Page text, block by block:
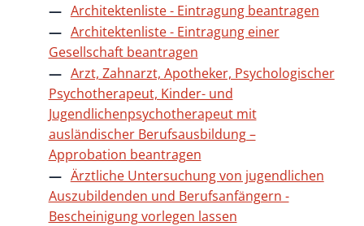
Architektenliste - Eintragung beantragen
Architektenliste - Eintragung einer
Gesellschaft beantragen
Arzt, Zahnarzt, Apotheker, Psychologischer
Psychotherapeut, Kinder- und
Jugendlichenpsychotherapeut mit
ausländischer Berufsausbildung –
Approbation beantragen
Ärztliche Untersuchung von jugendlichen
Auszubildenden und Berufsanfängern -
Bescheinigung vorlegen lassen